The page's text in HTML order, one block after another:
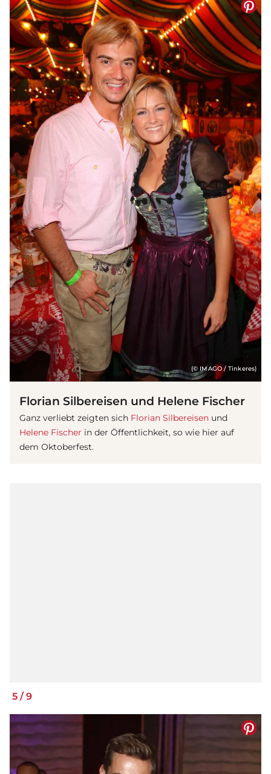
(© IMAGO / Tinkeres)
Florian Silbereisen und Helene Fischer
Ganz verliebt zeigten sich Florian Silbereisen und
Helene Fischer in der Öffentlichkeit, so wie hier auf
dem Oktoberfest.
5 / 9